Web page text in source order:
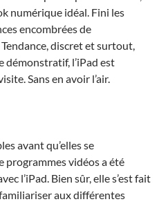
numérique idéal. Fini les
encombrées de
discret et surtout,
démonstratif, l’iPad est
Sans en avoir l’air.
avant qu’elles se
vidéos a été
l’iPad. Bien sûr, elle s’est fait
aux différentes